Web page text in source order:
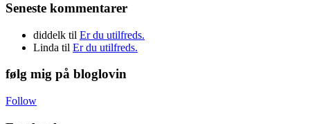
Seneste kommentarer
diddelk til Er du utilfreds.
Linda til Er du utilfreds.
følg mig på bloglovin
Follow